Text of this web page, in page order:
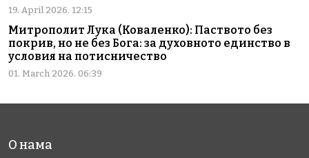
19. April 2026. 12:15
Митрополит Лука (Коваленко): Паството без
покрив, но не без Бога: за духовното единство в
условия на потисничество
01. March 2026. 06:39
О нама